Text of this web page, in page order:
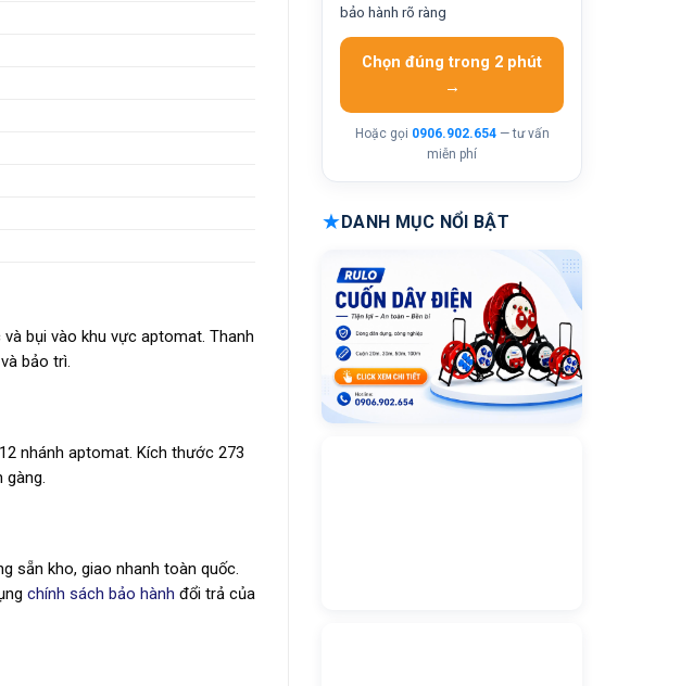
bảo hành rõ ràng
Chọn đúng trong 2 phút
→
Hoặc gọi 0906.902.654— tư vấn
miễn phí
★DANH MỤC NỔI BẬT
bụi vào khu vực aptomat. Thanh
bảo trì.
nhánh aptomat. Kích thước 273
gàng.
sẵn kho, giao nhanh toàn quốc.
chính sách bảo hành đổi trả của